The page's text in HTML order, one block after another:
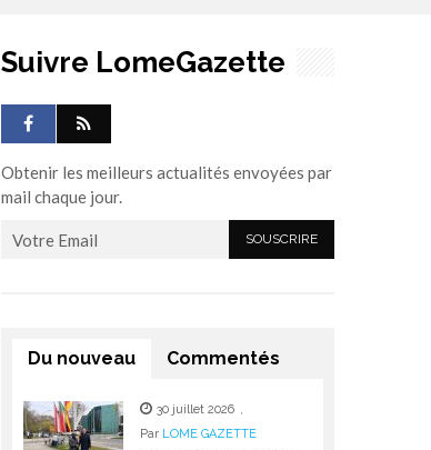
Suivre LomeGazette
Obtenir les meilleurs actualités envoyées par
mail chaque jour.
Du nouveau Commentés
30 juillet 2026 ,
Par LOME GAZETTE